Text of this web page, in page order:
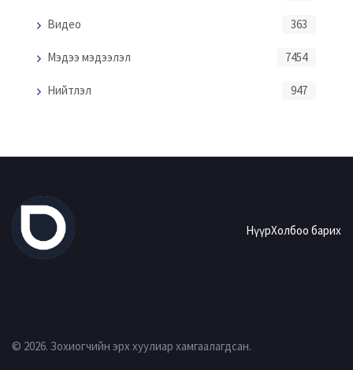
Видео 363
Мэдээ мэдээлэл 7454
Нийтлэл 947
НүүрХолбоо барих
© 2026. Зохиогчийн эрх хуулиар хамгаалагдсан.